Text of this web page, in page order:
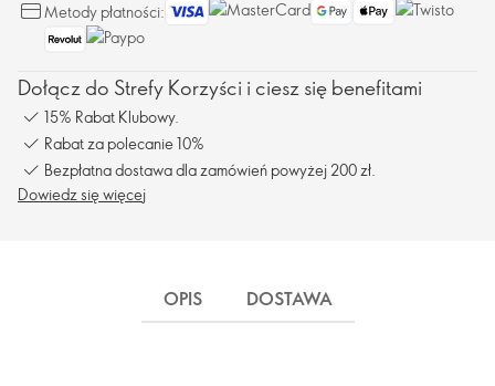
Metody płatności:
Dołącz do Strefy Korzyści i ciesz się benefitami
15% Rabat Klubowy.
Rabat za polecanie 10%
Bezpłatna dostawa dla zamówień powyżej 200 zł.
Dowiedz się więcej
OPIS DOSTAWA